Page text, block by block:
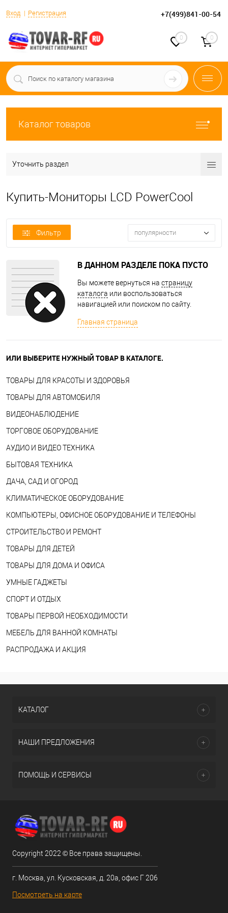
Вход Регистрация +7(499)841-00-54
0 0
Каталог товаров
Уточнить раздел
Купить-Мониторы LCD PowerCool
Фильтр популярности
В ДАННОМ РАЗДЕЛЕ ПОКА ПУСТО
Вы можете вернуться на страницу
каталога или воспользоваться
навигацией или поиском по сайту.
Главная страница
ИЛИ ВЫБЕРИТЕ НУЖНЫЙ ТОВАР В КАТАЛОГЕ.
ТОВАРЫ ДЛЯ КРАСОТЫ И ЗДОРОВЬЯ
ТОВАРЫ ДЛЯ АВТОМОБИЛЯ
ВИДЕОНАБЛЮДЕНИЕ
ТОРГОВОЕ ОБОРУДОВАНИЕ
АУДИО И ВИДЕО ТЕХНИКА
БЫТОВАЯ ТЕХНИКА
ДАЧА, САД И ОГОРОД
КЛИМАТИЧЕСКОЕ ОБОРУДОВАНИЕ
КОМПЬЮТЕРЫ, ОФИСНОЕ ОБОРУДОВАНИЕ И ТЕЛЕФОНЫ
СТРОИТЕЛЬСТВО И РЕМОНТ
ТОВАРЫ ДЛЯ ДЕТЕЙ
ТОВАРЫ ДЛЯ ДОМА И ОФИСА
УМНЫЕ ГАДЖЕТЫ
СПОРТ И ОТДЫХ
ТОВАРЫ ПЕРВОЙ НЕОБХОДИМОСТИ
МЕБЕЛЬ ДЛЯ ВАННОЙ КОМНАТЫ
РАСПРОДАЖА И АКЦИЯ
КАТАЛОГ
НАШИ ПРЕДЛОЖЕНИЯ
ПОМОЩЬ И СЕРВИСЫ
Copyright 2022 © Все права защищены.
г. Москва, ул. Кусковская, д. 20а, офис Г 206
Посмотреть на карте